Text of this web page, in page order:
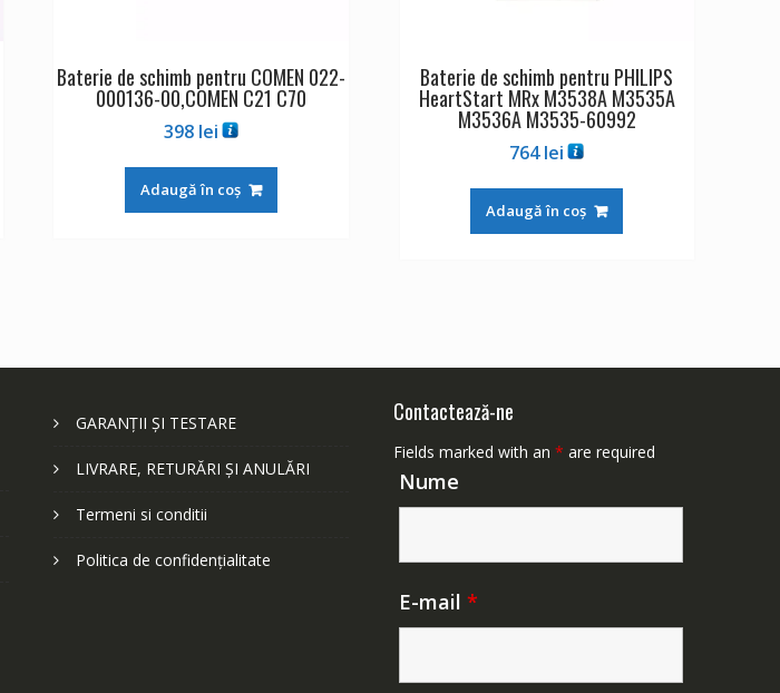
Baterie de schimb pentru COMEN 022-
000136-00,COMEN C21 C70
398 lei
Adaugă în coș
Baterie de schimb pentru PHILIPS
HeartStart MRx M3538A M3535A
M3536A M3535-60992
764lei
Adaugă în coș
GARANȚII ȘI TESTARE
LIVRARE, RETURĂRI ȘI ANULĂRI
Termeni si conditii
Politica de confidențialitate
Contactează-ne
Fields marked with an * are required
Nume
E-mail *